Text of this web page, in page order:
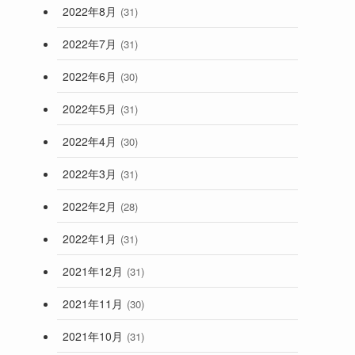
2022年8月 (31)
2022年7月 (31)
2022年6月 (30)
2022年5月 (31)
2022年4月 (30)
2022年3月 (31)
2022年2月 (28)
2022年1月 (31)
2021年12月 (31)
2021年11月 (30)
2021年10月 (31)